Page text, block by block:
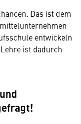
Das ist dem
entwickeln
ist dadurch